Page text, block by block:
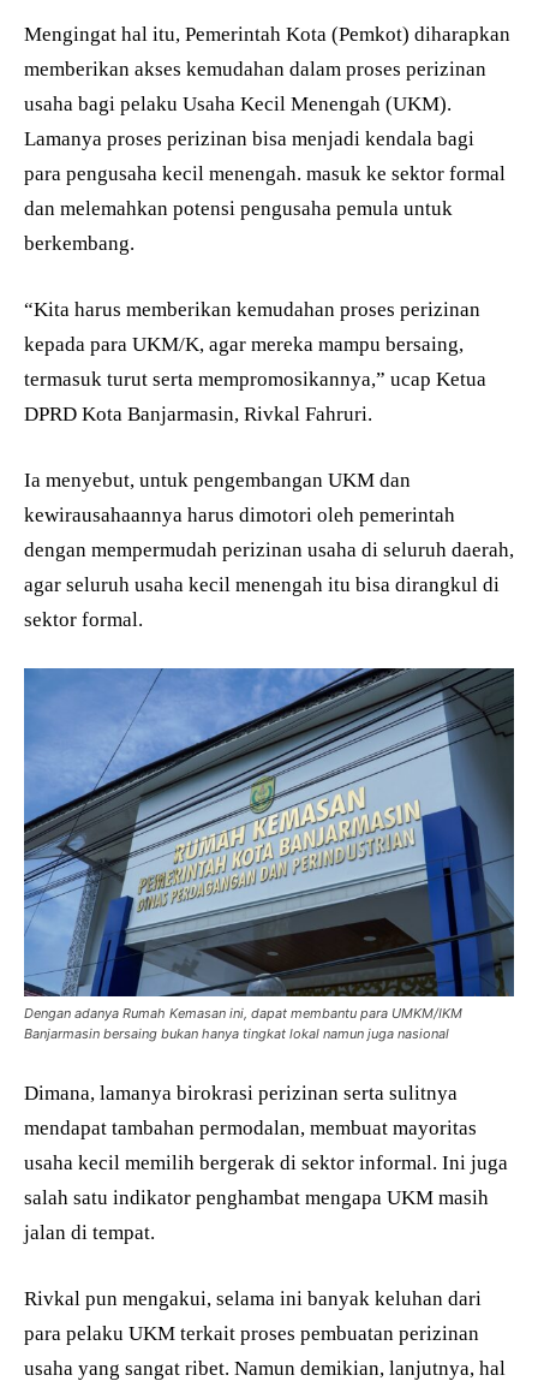
Mengingat hal itu, Pemerintah Kota (Pemkot) diharapkan
memberikan akses kemudahan dalam proses perizinan
usaha bagi pelaku Usaha Kecil Menengah (UKM).
Lamanya proses perizinan bisa menjadi kendala bagi
para pengusaha kecil menengah. masuk ke sektor formal
dan melemahkan potensi pengusaha pemula untuk
berkembang.
“Kita harus memberikan kemudahan proses perizinan
kepada para UKM/K, agar mereka mampu bersaing,
termasuk turut serta mempromosikannya,” ucap Ketua
DPRD Kota Banjarmasin, Rivkal Fahruri.
Ia menyebut, untuk pengembangan UKM dan
kewirausahaannya harus dimotori oleh pemerintah
dengan mempermudah perizinan usaha di seluruh daerah,
agar seluruh usaha kecil menengah itu bisa dirangkul di
sektor formal.
Dengan adanya Rumah Kemasan ini, dapat membantu para UMKM/IKM
Banjarmasin bersaing bukan hanya tingkat lokal namun juga nasional
Dimana, lamanya birokrasi perizinan serta sulitnya
mendapat tambahan permodalan, membuat mayoritas
usaha kecil memilih bergerak di sektor informal. Ini juga
salah satu indikator penghambat mengapa UKM masih
jalan di tempat.
Rivkal pun mengakui, selama ini banyak keluhan dari
para pelaku UKM terkait proses pembuatan perizinan
usaha yang sangat ribet. Namun demikian, lanjutnya, hal